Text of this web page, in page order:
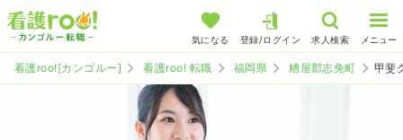
気になる 登録/ログイン 求人検索 メニュー
看護roo![カンゴルー] 看護roo! 転職 福岡県 糟屋郡志免町 甲斐